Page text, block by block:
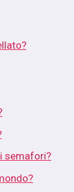
semafori?